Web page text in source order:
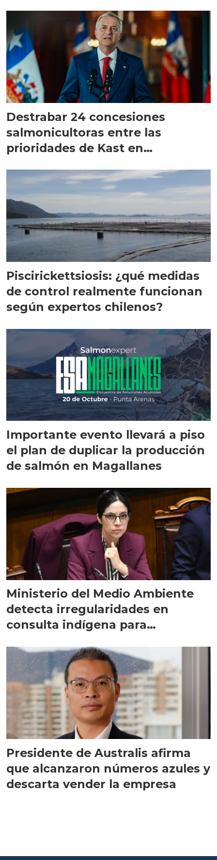
Destrabar 24 concesiones
salmonicultoras entre las
prioridades de Kast en
Piscirickettsiosis: ¿qué medidas
de control realmente funcionan
según expertos chilenos?
Importante evento llevará a piso
el plan de duplicar la producción
de salmón en Magallanes
Ministerio del Medio Ambiente
detecta irregularidades en
consulta indígena para
Presidente de Australis afirma
que alcanzaron números azules y
descarta vender la empresa